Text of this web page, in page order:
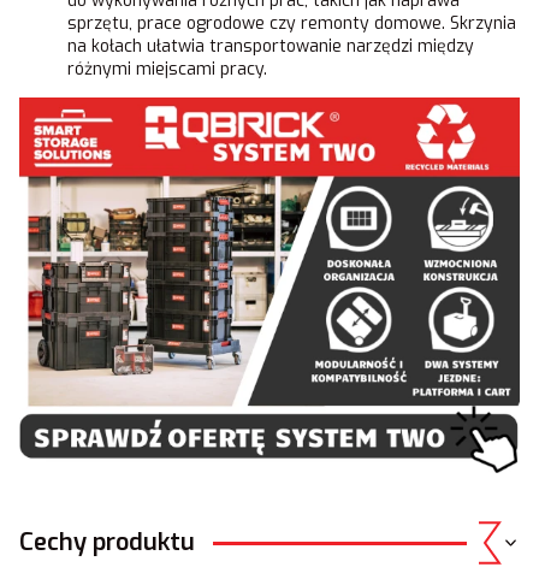
sprzętu, prace ogrodowe czy remonty domowe. Skrzynia
na kołach ułatwia transportowanie narzędzi między
różnymi miejscami pracy.
Cechy produktu